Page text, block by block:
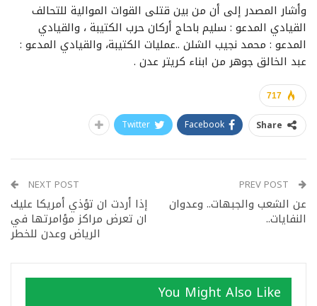
وأشار المصدر إلى أن من بين قتلى القوات الموالية للتحالف
القيادي المدعو : سليم باحاج أركان حرب الكتيبة ، والقيادي
المدعو : محمد نجيب الشلن ..عمليات الكتيبة، والقيادي المدعو :
عبد الخالق جوهر من ابناء كريتر عدن .
717
Share
Facebook
Twitter
عن الشعب والجبهات.. وعدوان
النفايات..
NEXT POST
إذا أردت ان تؤذي أمريكا عليك
ان تعرض مراكز مؤامرتها في
الرياض وعدن للخطر
You Might Also Like